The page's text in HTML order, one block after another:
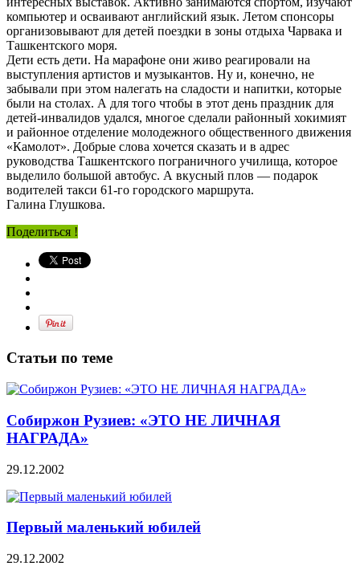
компьютер и осваивают английский язык. Летом спонсоры
организовывают для детей поездки в зоны отдыха Чарвака и
Ташкентского моря.
Дети есть дети. На марафоне они живо реагировали на
выступления артистов и музыкантов. Ну и, конечно, не
забывали при этом налегать на сладости и напитки, которые
были на столах. А для того чтобы в этот день праздник для
детей-инвалидов удался, многое сделали районный хокимият
и районное отделение молодежного общественного движения
«Камолот». Добрые слова хочется сказать и в адрес
руководства Ташкентского пограничного училища, которое
выделило большой автобус. А вкусный плов — подарок
водителей такси 61-го городского маршрута.
Галина Глушкова.
Поделиться !
Статьи по теме
Собиржон Рузиев: «ЭТО НЕ ЛИЧНАЯ
НАГРАДА»
29.12.2002
Первый маленький юбилей
29.12.2002